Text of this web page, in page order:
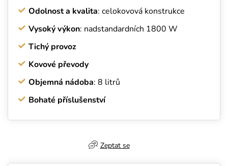
Odolnost a kvalita: celokovová konstrukce
Vysoký výkon: nadstandardních 1800 W
Tichý provoz
Kovové převody
Objemná nádoba: 8 litrů
Bohaté příslušenství
Zeptat se